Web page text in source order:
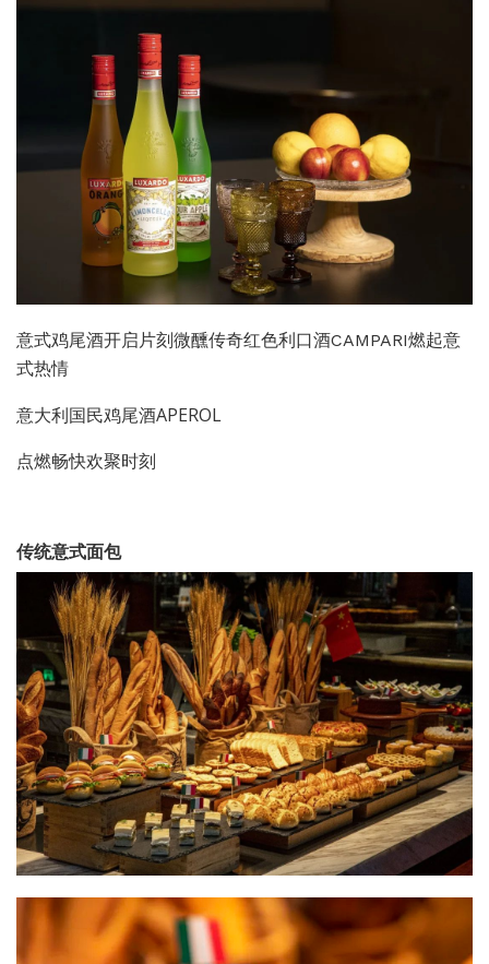
意式鸡尾酒开启片刻微醺传奇红色利口酒CAMPARI燃起意
式热情
意大利国民鸡尾酒APEROL
点燃畅快欢聚时刻
传统意式面包